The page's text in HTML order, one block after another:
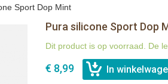
Sport Dop Mint
Pura silicone Sport Dop
Dit product is op voorraad. De
€ 8,99